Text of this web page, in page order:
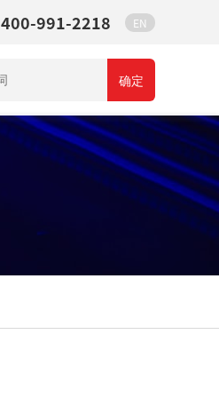
400-991-2218 EN
确定